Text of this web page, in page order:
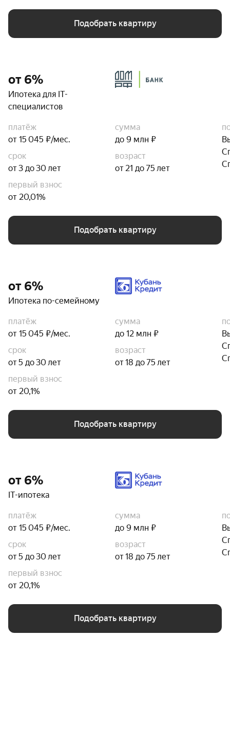
Подобрать квартиру
от 6%
Ипотека для IT-
специалистов
платёж
от 15 045 ₽/мес.
сумма
до 9 млн ₽
срок
от 3 до 30 лет
возраст
от 21 до 75 лет
первый взнос
от 20,01%
Подобрать квартиру
от 6%
Ипотека по-семейному
платёж
от 15 045 ₽/мес.
сумма
до 12 млн ₽
срок
от 5 до 30 лет
возраст
от 18 до 75 лет
первый взнос
от 20,1%
Подобрать квартиру
от 6%
IT-ипотека
платёж
от 15 045 ₽/мес.
сумма
до 9 млн ₽
срок
от 5 до 30 лет
возраст
от 18 до 75 лет
первый взнос
от 20,1%
Подобрать квартиру